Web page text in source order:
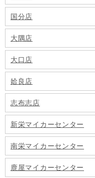
国分店
大隅店
大口店
姶良店
志布志店
新栄マイカーセンター
南栄マイカーセンター
鹿屋マイカーセンター